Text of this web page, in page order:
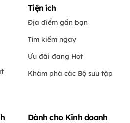
Tiện ích
Địa điểm gần bạn
Tìm kiếm ngay
Ưu đãi đang Hot
Khám phá các Bộ sưu tập
Dành cho Kinh doanh